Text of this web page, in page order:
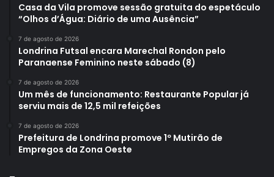
Casa da Vila promove sessão gratuita do espetáculo
“Olhos d’Água: Diário de uma Ausência”
7 de agosto de 2026
Londrina Futsal encara Marechal Rondon pelo
Paranaense Feminino neste sábado (8)
7 de agosto de 2026
Um mês de funcionamento: Restaurante Popular já
serviu mais de 12,5 mil refeições
7 de agosto de 2026
Prefeitura de Londrina promove 1º Mutirão de
Empregos da Zona Oeste